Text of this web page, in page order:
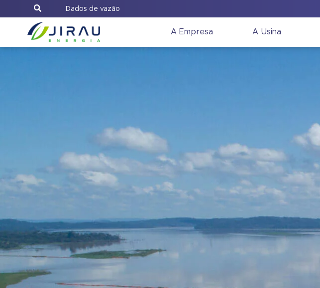
Dados de vazão
A Empresa A Usina